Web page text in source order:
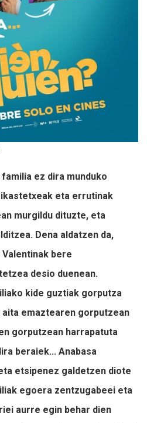
ez dira munduko
eta errutinak
murgildu dituzte, eta
Dena aldatzen da,
bere
desio duenean.
kide guztiak gorputza
emaztearen gorputzean
gorputzean harrapatuta
beraiek... Anabasa
etsipenez galdetzen diote
egoera zentzugabeei eta
aurre egin behar dien